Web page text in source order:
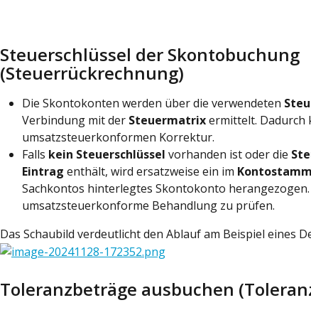
Steuerschlüssel der Skontobuchung
(Steuerrückrechnung)
Die Skontokonten werden über die verwendeten
Verbindung mit der Steuermatrix ermittelt. Dadurch
umsatzsteuerkonformen Korrektur.
Falls kein Steuerschlüssel vorhanden ist oder die
Eintrag enthält, wird ersatzweise ein im Kontostamm
Sachkontos hinterlegtes Skontokonto herangezogen.
umsatzsteuerkonforme Behandlung zu prüfen.
Das Schaubild verdeutlicht den Ablauf am Beispiel eines
Toleranzbeträge ausbuchen